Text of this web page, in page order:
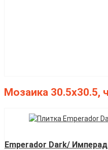
Мозаика 30.5х30.5,
Emperador Dark/